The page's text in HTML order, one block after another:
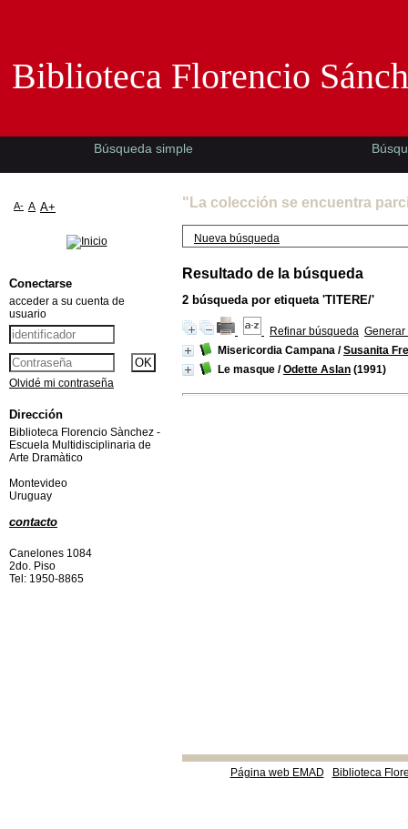
"La colección se encuentra
Nueva búsqueda
Resultado de la búsqueda
2 búsqueda por etiqueta 'TITERE/'
Refinar búsqueda Generar
Misericordia Campana /Susanita
Le masque /Odette Aslan (1991)
Página web EMAD Biblioteca
Biblioteca Florencio
Búsqueda simple
A- A A+
Conectarse
acceder a su cuenta de
usuario
Olvidé mi contraseña
Dirección
Biblioteca Florencio Sànchez -
Escuela Multidisciplinaria de
Arte Dramàtico
Montevideo
Uruguay
contacto
Canelones 1084
2do. Piso
Tel: 1950-8865